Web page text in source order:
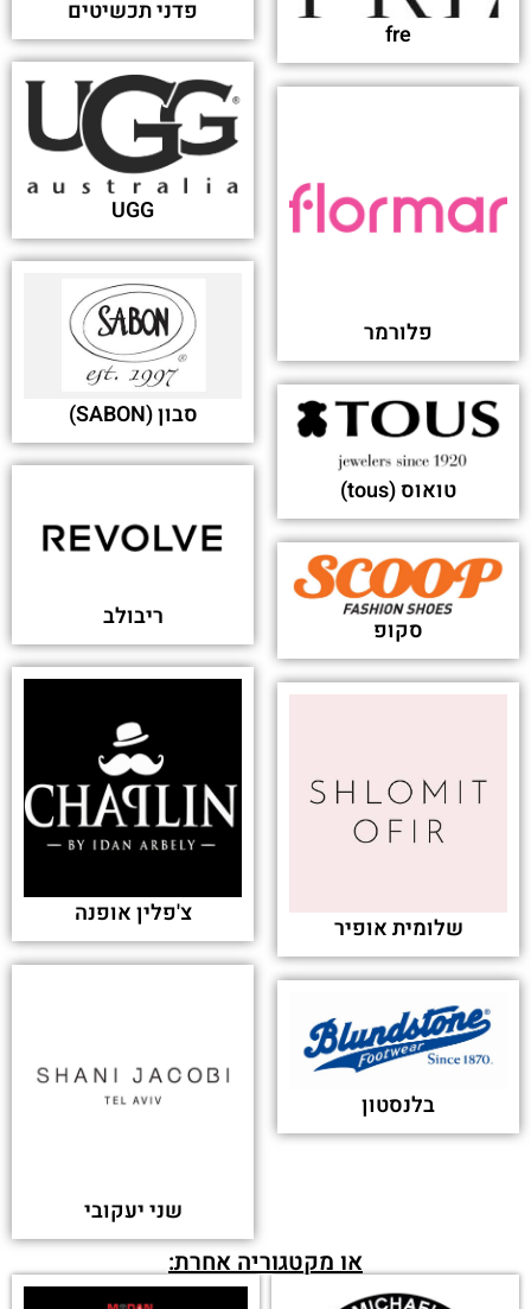
fre
פדני תכשיטים
UGG
פלורמר
סבון (SABON)
טואוס (tous)
ריבולב סקופ
צ'פלין אופנה שלומית אופיר
שני יעקובי
בלנסטון
או מקטגוריה אחרת: